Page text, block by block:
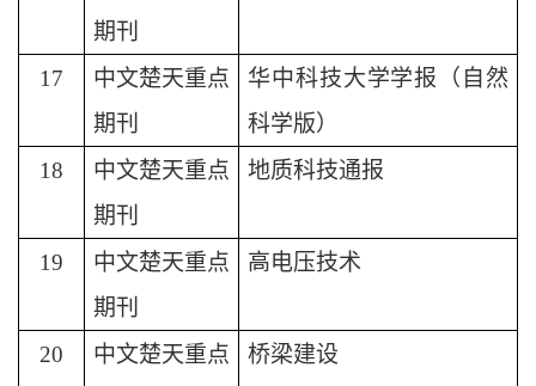
期刊
17
中文楚天重点
期刊
华中科技大学学报（自然
科学版）
18
中文楚天重点
期刊
地质科技通报
19
中文楚天重点
期刊
高电压技术
20
中文楚天重点
桥梁建设